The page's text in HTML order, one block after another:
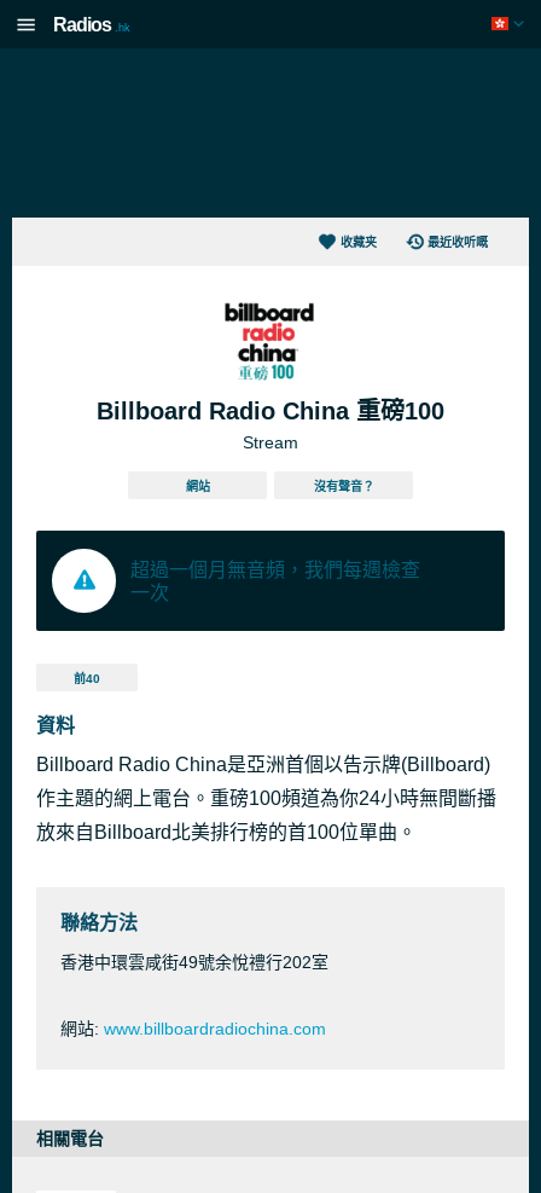
Radios .hk
收藏夹 最近收听嘅
Billboard Radio China 重磅100
Stream
網站 沒有聲音？
超過一個月無音頻，我們每週檢查
一次
前40
資料
Billboard Radio China是亞洲首個以告示牌(Billboard)
作主題的網上電台。重磅100頻道為你24小時無間斷播
放來自Billboard北美排行榜的首100位單曲。
聯絡方法
香港中環雲咸街49號余悅禮行202室
網站: www.billboardradiochina.com
相關電台